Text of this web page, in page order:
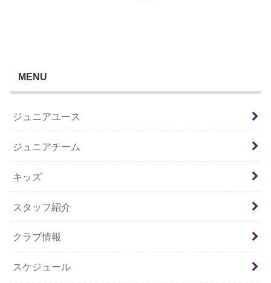
MENU
ジュニアユース
ジュニアチーム
キッズ
スタッフ紹介
クラブ情報
スケジュール